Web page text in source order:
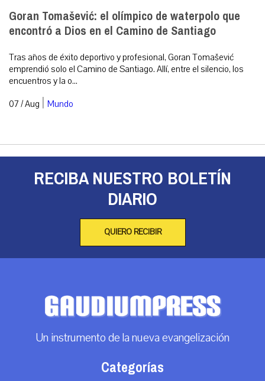
Goran Tomašević: el olímpico de waterpolo que
encontró a Dios en el Camino de Santiago
Tras años de éxito deportivo y profesional, Goran Tomašević
emprendió solo el Camino de Santiago. Allí, entre el silencio, los
encuentros y la o...
07 / Aug | Mundo
RECIBA NUESTRO BOLETÍN
DIARIO
QUIERO RECIBIR
Un instrumento de la nueva evangelización
Categorías